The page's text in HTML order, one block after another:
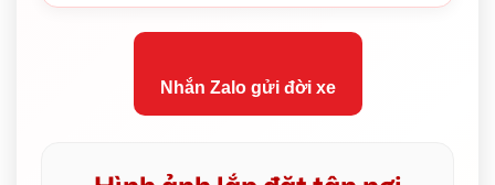
Nhắn Zalo gửi đời xe